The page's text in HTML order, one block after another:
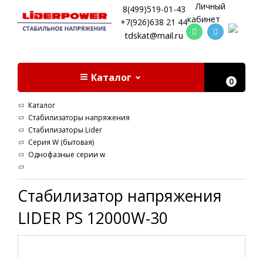
8(499)519-01-43
+7(926)638 21 44
tdskat@mail.ru
Личный
кабинет
Каталог 0
Каталог
Стабилизаторы напряжения
Стабилизаторы Lider
Cерия W (бытовая)
Однофазные серии w
Стабилизатор напряжения
LIDER PS 12000W-30